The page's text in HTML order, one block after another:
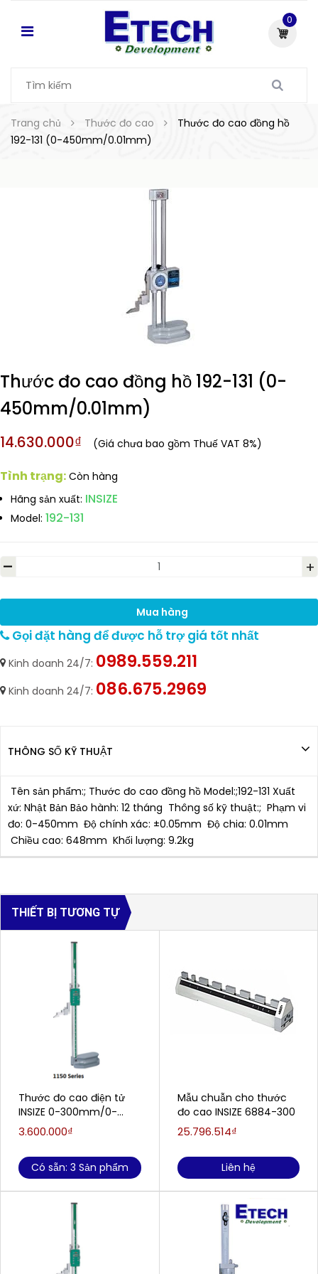
0
Trang chủ Thước đo cao
Thước đo cao đồng hồ
192-131 (0-450mm/0.01mm)
Thước đo cao đồng hồ 192-131 (0-
450mm/0.01mm)
14.630.000₫ (Giá chưa bao gồm Thuế VAT 8%)
Tình trạng: Còn hàng
Hãng sản xuất: INSIZE
Model: 192-131
- +
Mua hàng
Gọi đặt hàng để được hỗ trợ giá tốt nhất
Kinh doanh 24/7: 0989.559.211
Kinh doanh 24/7: 086.675.2969
THÔNG SỐ KỸ THUẬT
Tên sản phẩm:; Thước đo cao đồng hồ Model:;192-131 Xuất
xứ: Nhật Bản Bảo hành: 12 tháng Thông số kỹ thuật:; Phạm vi
đo: 0-450mm Độ chính xác: ±0.05mm Độ chia: 0.01mm
Chiều cao: 648mm Khối lượng: 9.2kg
THIẾT BỊ TƯƠNG TỰ
Thước đo cao điện tử
INSIZE 0-300mm/0-
12''/0.01mm (1150-300)
3.600.000₫
Có sẵn: 3 Sản phẩm
Mẫu chuẫn cho thước
đo cao INSIZE 6884-300
25.796.514₫
Liên hệ